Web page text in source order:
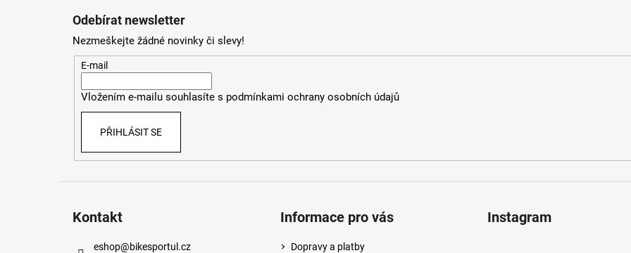
Odebírat newsletter
Nezmeškejte žádné novinky či slevy!
E-mail
Vložením e-mailu souhlasíte s podmínkami ochrany osobních údajů
PŘIHLÁSIT SE
Kontakt
eshop@bikesportul.cz
Informace pro vás
Dopravy a platby
Instagram